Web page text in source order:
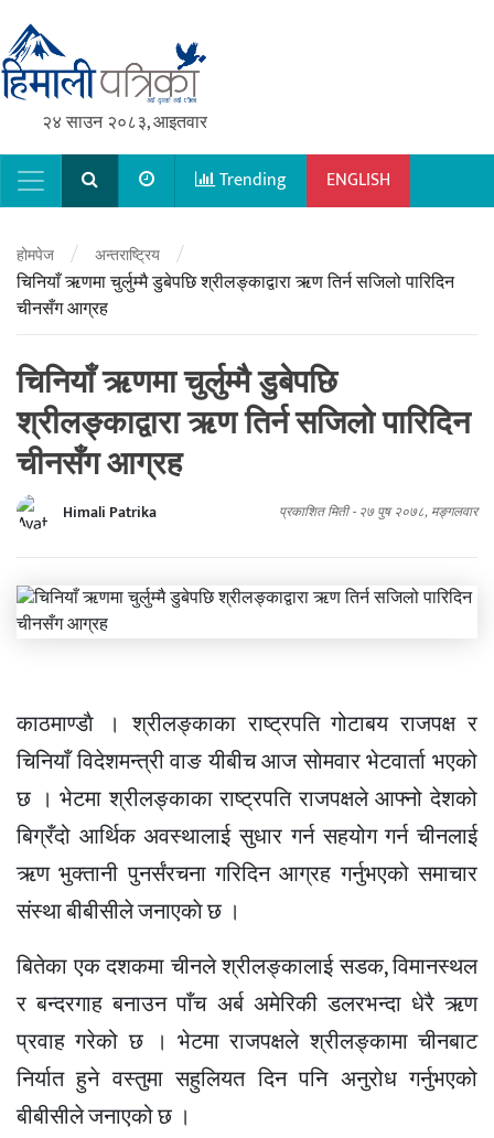
२४ साउन २०८३, आइतवार
Main NavigationTrending ENGLISH
होमपेज / अन्तराष्ट्रिय /
चिनियाँ ऋणमा चुर्लुम्मै डुबेपछि श्रीलङ्काद्वारा ऋण तिर्न सजिलो पारिदिन
चीनसँग आग्रह
चिनियाँ ऋणमा चुर्लुम्मै डुबेपछि
श्रीलङ्काद्वारा ऋण तिर्न सजिलो पारिदिन
चीनसँग आग्रह
Himali Patrika प्रकाशित मिती - २७ पुष २०७८, मङ्गलवार
काठमाण्डाै । श्रीलङ्काका राष्ट्रपति गोटाबय राजपक्ष र
चिनियाँ विदेशमन्त्री वाङ यीबीच आज साेमवार भेटवार्ता भएको
छ । भेटमा श्रीलङ्काका राष्ट्रपति राजपक्षले आफ्नो देशको
बिग्रँदो आर्थिक अवस्थालाई सुधार गर्न सहयोग गर्न चीनलाई
ऋण भुक्तानी पुनर्संरचना गरिदिन आग्रह गर्नुभएको समाचार
संस्था बीबीसीले जनाएकाे छ ।
बितेका एक दशकमा चीनले श्रीलङ्कालाई सडक, विमानस्थल
र बन्दरगाह बनाउन पाँच अर्ब अमेरिकी डलरभन्दा धेरै ऋण
प्रवाह गरेको छ । भेटमा राजपक्षले श्रीलङ्कामा चीनबाट
निर्यात हुने वस्तुमा सहुलियत दिन पनि अनुरोध गर्नुभएको
बीबीसीले जनाएको छ ।